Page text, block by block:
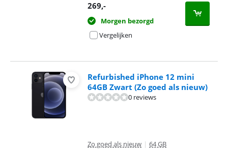
269,-
Morgen bezorgd
Vergelijken
Refurbished iPhone 12 mini
64GB Zwart (Zo goed als nieuw)
0 reviews
Zo goed als nieuw | 64 GB